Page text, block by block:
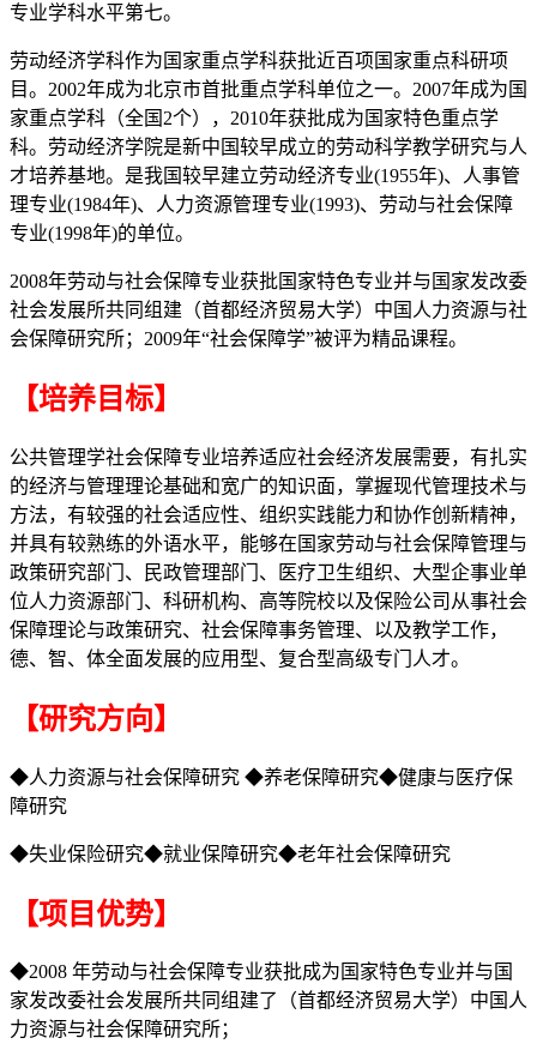
专业学科水平第七。
劳动经济学科作为国家重点学科获批近百项国家重点科研项
目。2002年成为北京市首批重点学科单位之一。2007年成为国
家重点学科（全国2个），2010年获批成为国家特色重点学
科。劳动经济学院是新中国较早成立的劳动科学教学研究与人
才培养基地。是我国较早建立劳动经济专业(1955年)、人事管
理专业(1984年)、人力资源管理专业(1993)、劳动与社会保障
专业(1998年)的单位。
2008年劳动与社会保障专业获批国家特色专业并与国家发改委
社会发展所共同组建（首都经济贸易大学）中国人力资源与社
会保障研究所；2009年“社会保障学”被评为精品课程。
【培养目标】
公共管理学社会保障专业培养适应社会经济发展需要，有扎实
的经济与管理理论基础和宽广的知识面，掌握现代管理技术与
方法，有较强的社会适应性、组织实践能力和协作创新精神，
并具有较熟练的外语水平，能够在国家劳动与社会保障管理与
政策研究部门、民政管理部门、医疗卫生组织、大型企事业单
位人力资源部门、科研机构、高等院校以及保险公司从事社会
保障理论与政策研究、社会保障事务管理、以及教学工作，
德、智、体全面发展的应用型、复合型高级专门人才。
【研究方向】
◆人力资源与社会保障研究 ◆养老保障研究◆健康与医疗保
障研究
◆失业保险研究◆就业保障研究◆老年社会保障研究
【项目优势】
◆2008 年劳动与社会保障专业获批成为国家特色专业并与国
家发改委社会发展所共同组建了（首都经济贸易大学）中国人
力资源与社会保障研究所；